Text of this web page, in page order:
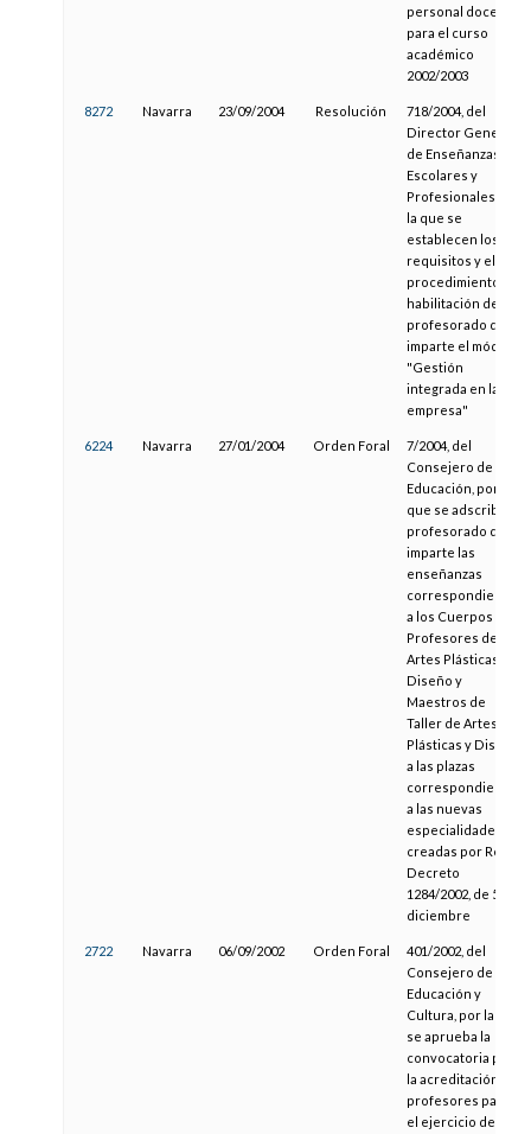
personal docente
para el curso
académico
2002/2003
8272 Navarra 23/09/2004 Resolución
718/2004, del
Director General
de Enseñanzas
Escolares y
Profesionales, por
la que se
establecen los
requisitos y el
procedimiento de
habilitación del
profesorado que
imparte el módulo
"Gestión
integrada en la
empresa"
6224 Navarra 27/01/2004 Orden Foral
7/2004, del
Consejero de
Educación, por la
que se adscribe al
profesorado que
imparte las
enseñanzas
correspondientes
a los Cuerpos de
Profesores de
Artes Plásticas y
Diseño y
Maestros de
Taller de Artes
Plásticas y Diseño
a las plazas
correspondientes
a las nuevas
especialidades
creadas por Real
Decreto
1284/2002, de 5 de
diciembre
2722 Navarra 06/09/2002 Orden Foral
401/2002, del
Consejero de
Educación y
Cultura, por la que
se aprueba la
convocatoria para
la acreditación de
profesores para
el ejercicio de la